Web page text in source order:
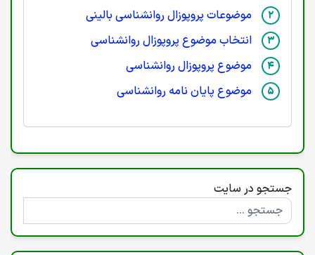
موضوعات پروپوزال روانشناسی بالینی
انتخاب موضوع پروپوزال روانشناسی
موضوع پروپوزال روانشناسی
موضوع پایان نامه روانشناسی
جستجو در سایت